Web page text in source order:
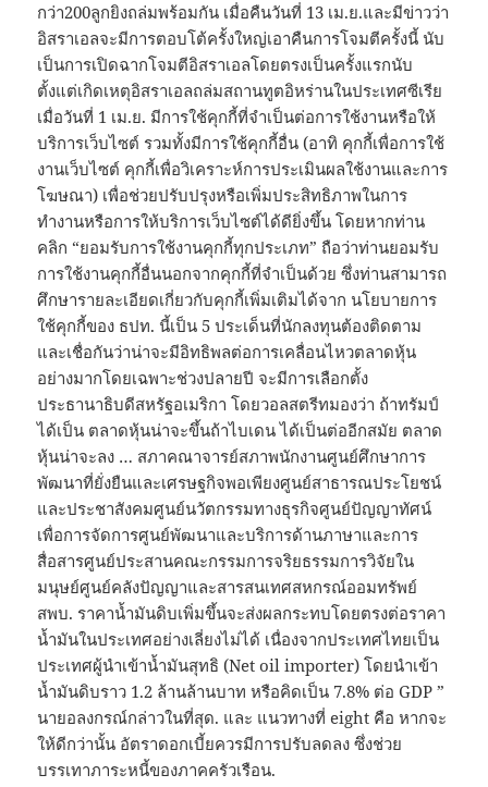
กว่า200ลูกยิงถล่มพร้อมกัน เมื่อคืนวันที่ 13 เม.ย.และมีข่าวว่า
อิสราเอลจะมีการตอบโต้ครั้งใหญ่เอาคืนการโจมตีครั้งนี้ นับ
เป็นการเปิดฉากโจมตีอิสราเอลโดยตรงเป็นครั้งแรกนับ
ตั้งแต่เกิดเหตุอิสราเอลถล่มสถานทูตอิหร่านในประเทศซีเรีย
เมื่อวันที่ 1 เม.ย. มีการใช้คุกกี้ที่จำเป็นต่อการใช้งานหรือให้
บริการเว็บไซต์ รวมทั้งมีการใช้คุกกี้อื่น (อาทิ คุกกี้เพื่อการใช้
งานเว็บไซต์ คุกกี้เพื่อวิเคราะห์การประเมินผลใช้งานและการ
โฆษณา) เพื่อช่วยปรับปรุงหรือเพิ่มประสิทธิภาพในการ
ทำงานหรือการให้บริการเว็บไซต์ได้ดียิ่งขึ้น โดยหากท่าน
คลิก “ยอมรับการใช้งานคุกกี้ทุกประเภท” ถือว่าท่านยอมรับ
การใช้งานคุกกี้อื่นนอกจากคุกกี้ที่จำเป็นด้วย ซึ่งท่านสามารถ
ศึกษารายละเอียดเกี่ยวกับคุกกี้เพิ่มเติมได้จาก นโยบายการ
ใช้คุกกี้ของ ธปท. นี้เป็น 5 ประเด็นที่นักลงทุนต้องติดตาม
และเชื่อกันว่าน่าจะมีอิทธิพลต่อการเคลื่อนไหวตลาดหุ้น
อย่างมากโดยเฉพาะช่วงปลายปี จะมีการเลือกตั้ง
ประธานาธิบดีสหรัฐอเมริกา โดยวอลสตรีทมองว่า ถ้าทรัมป์
ได้เป็น ตลาดหุ้นน่าจะขึ้นถ้าไบเดน ได้เป็นต่ออีกสมัย ตลาด
หุ้นน่าจะลง … สภาคณาจารย์สภาพนักงานศูนย์ศึกษาการ
พัฒนาที่ยั่งยืนและเศรษฐกิจพอเพียงศูนย์สาธารณประโยชน์
และประชาสังคมศูนย์นวัตกรรมทางธุรกิจศูนย์ปัญญาทัศน์
เพื่อการจัดการศูนย์พัฒนาและบริการด้านภาษาและการ
สื่อสารศูนย์ประสานคณะกรรมการจริยธรรมการวิจัยใน
มนุษย์ศูนย์คลังปัญญาและสารสนเทศสหกรณ์ออมทรัพย์
สพบ. ราคาน้ำมันดิบเพิ่มขึ้นจะส่งผลกระทบโดยตรงต่อราคา
น้ำมันในประเทศอย่างเลี่ยงไม่ได้ เนื่องจากประเทศไทยเป็น
ประเทศผู้นำเข้าน้ำมันสุทธิ (Net oil importer) โดยนำเข้า
น้ำมันดิบราว 1.2 ล้านล้านบาท หรือคิดเป็น 7.8% ต่อ GDP ”
นายอลงกรณ์กล่าวในที่สุด. และ แนวทางที่ eight คือ หากจะ
ให้ดีกว่านั้น อัตราดอกเบี้ยควรมีการปรับลดลง ซึ่งช่วย
บรรเทาภาระหนี้ของภาคครัวเรือน.